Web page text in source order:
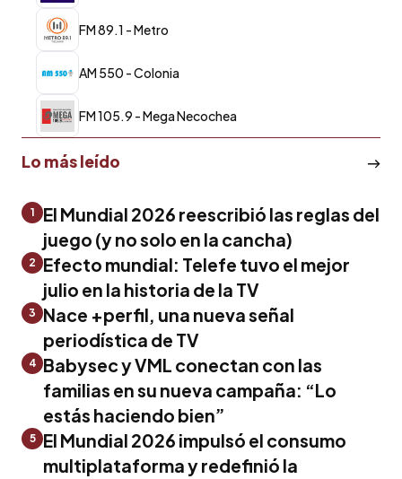
FM 89.1 - Metro
AM 550 - Colonia
FM 105.9 - Mega Necochea
Lo más leído
1
El Mundial 2026 reescribió las reglas del
juego (y no solo en la cancha)
2
Efecto mundial: Telefe tuvo el mejor
julio en la historia de la TV
3
Nace +perfil, una nueva señal
periodística de TV
4 Babysec y VML conectan con las
familias en su nueva campaña: “Lo
estás haciendo bien”
5
El Mundial 2026 impulsó el consumo
multiplataforma y redefinió la